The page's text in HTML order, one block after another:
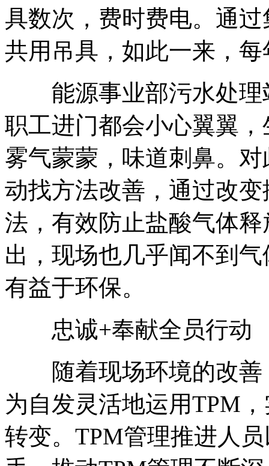
具数次，费时费电。通
共用吊具，如此一来，
能源事业部污水处理
职工进门都会小心翼翼
雾气蒙蒙，味道刺鼻。
动找方法改善，通过改
法，有效防止盐酸气体
出，现场也几乎闻不到
有益于环保。
忠诚+奉献全员行动
随着现场环境的改善
为自发灵活地运用TPM
转变。TPM管理推进人